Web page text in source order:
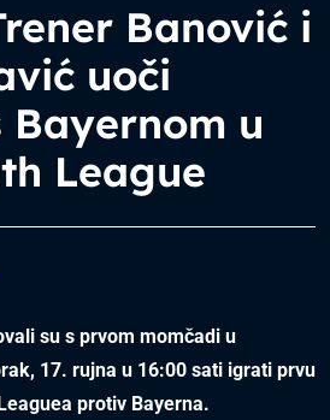
Banović i
uoči
Bayernom u
League
su s prvom momčadi u
17. rujna u 16:00 sati igrati prvu
protiv Bayerna.